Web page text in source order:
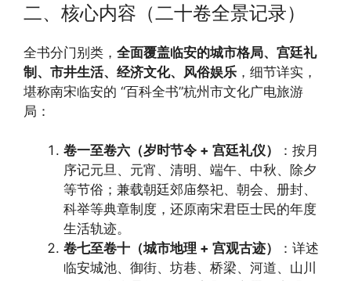
二、核心内容（二十卷全景记录）
全书分门别类， 全面覆盖临安的城市格局、宫廷礼
制、市井生活、经济文化、风俗娱乐 ，细节详实，
堪称南宋临安的 “百科全书”杭州市文化广电旅游
局：
卷一至卷六（岁时节令 + 宫廷礼仪）
：按月
序记元旦、元宵、清明、端午、中秋、除夕
等节俗；兼载朝廷郊庙祭祀、朝会、册封、
科举等典章制度，还原南宋君臣士民的年度
生活轨迹。
卷七至卷十（城市地理 + 宫观古迹）
：详述
临安城池、御街、坊巷、桥梁、河道、山川